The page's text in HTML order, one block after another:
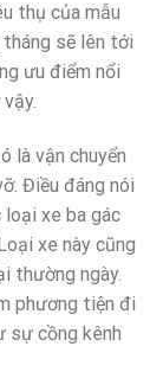
thụ của mẫu
tháng sẽ lên tới
ưu điểm nổi
là vận chuyển
Điều đáng nói
xe ba gác
xe này cũng
thường ngày.
phương tiện đi
sự cồng kênh